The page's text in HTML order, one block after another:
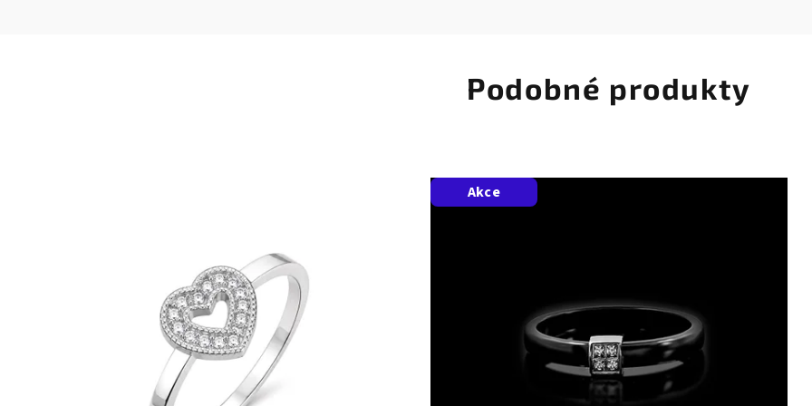
Podobné produkty
Akce